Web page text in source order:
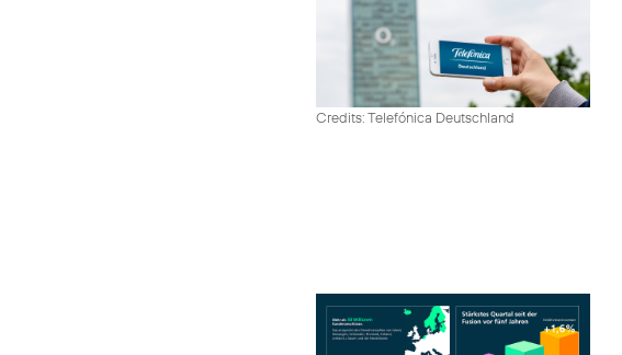
Credits: Telefónica Deutschland